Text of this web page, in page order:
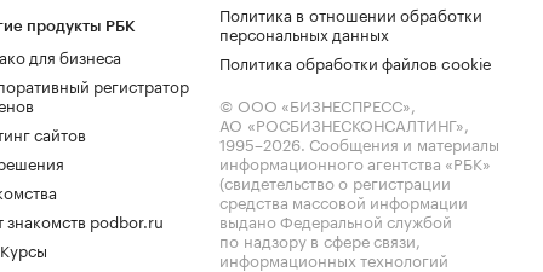
продукты РБК
для бизнеса
регистратор
сайтов
знакомств podbor.ru
Политика в отношении обработки
персональных данных
Политика обработки файлов cookie
© ООО «БИЗНЕСПРЕСС»,
АО «РОСБИЗНЕСКОНСАЛТИНГ»,
1995–2026. Сообщения и материалы
информационного агентства «РБК»
(свидетельство о регистрации
средства массовой информации
выдано Федеральной службой
по надзору в сфере связи,
информационных технологий